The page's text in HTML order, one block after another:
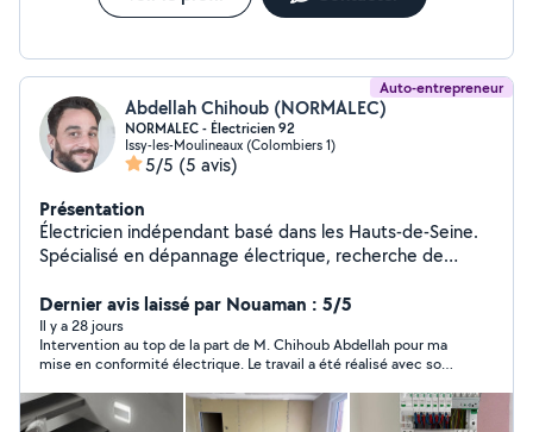
Auto-entrepreneur
Abdellah Chihoub (NORMALEC)
NORMALEC - Électricien 92
Issy-les-Moulineaux (Colombiers 1)
5/5 (5 avis)
Présentation
Électricien indépendant basé dans les Hauts-de-Seine.
Spécialisé en dépannage électrique, recherche de
sécurité et remise en conformité des installations.
Intervention rapide à Issy-les-Moulineaux, Boulogne-
Billancourt, Clamart, Vanves, Meudon, Montrouge et
Paris. Devis gratuit. NORMALEC Conformité Réactivité
Sécurité.
Dernier avis laissé par Nouaman : 5/5
Il y a 28 jours
Intervention au top de la part de M. Chihoub Abdellah pour ma
mise en conformité électrique. Le travail a été réalisé avec soin
même quelques tâches offertes. Je suis très satisfait du
résultat et j'ai beaucoup apprécié ses bons conseils.